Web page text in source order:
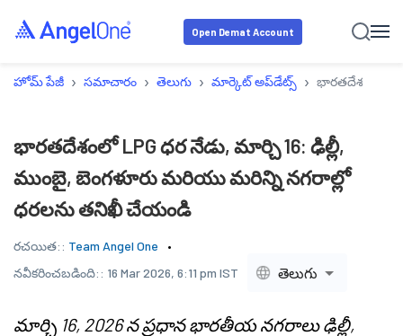
Open Demat Account
హోమ్ పేజీ › సమాచారం › తెలుగు › మార్కెట్ అప్‌డేట్స్ › భారతదేశంలో
భారతదేశంలో LPG ధర నేడు, మార్చి 16: ఢిల్లీ,
ముంబై, బెంగళూరు మరియు మరిన్ని నగరాల్లో
ధరలను తనిఖీ చేయండి
రచయిత:: Team Angel One
నవీకరించబడింది:: 16 Mar 2026, 6:11 pm IST తెలుగు
మార్చి 16, 2026 న ప్రధాన భారతీయ నగరాలు ఢిల్లీ,